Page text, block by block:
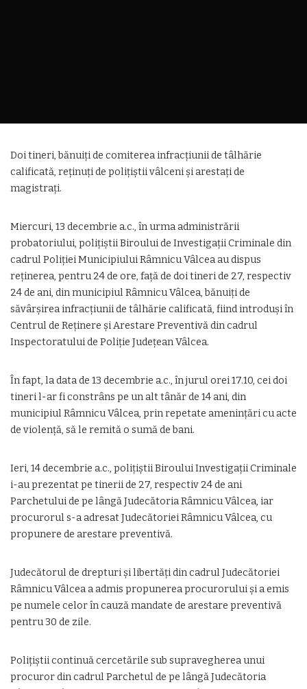
Doi tineri, bănuiți de comiterea infracțiunii de tâlhărie
calificată, reținuți de polițiștii vâlceni și arestați de
magistrați.
Miercuri, 13 decembrie a.c., în urma administrării
probatoriului, polițiștii Biroului de Investigații Criminale din
cadrul Poliției Municipiului Râmnicu Vâlcea au dispus
reținerea, pentru 24 de ore, față de doi tineri de 27, respectiv
24 de ani, din municipiul Râmnicu Vâlcea, bănuiți de
săvârșirea infracțiunii de tâlhărie calificată, fiind introduși în
Centrul de Reținere și Arestare Preventivă din cadrul
Inspectoratului de Poliție Județean Vâlcea.
În fapt, la data de 13 decembrie a.c., în jurul orei 17.10, cei doi
tineri l-ar fi constrâns pe un alt tânăr de 14 ani, din
municipiul Râmnicu Vâlcea, prin repetate amenințări cu acte
de violență, să le remită o sumă de bani.
Ieri, 14 decembrie a.c., polițiștii Biroului Investigații Criminale
i-au prezentat pe tinerii de 27, respectiv 24 de ani
Parchetului de pe lângă Judecătoria Râmnicu Vâlcea, iar
procurorul s-a adresat Judecătoriei Râmnicu Vâlcea, cu
propunere de arestare preventivă.
Judecătorul de drepturi și libertăți din cadrul Judecătoriei
Râmnicu Vâlcea a admis propunerea procurorului și a emis
pe numele celor în cauză mandate de arestare preventivă
pentru 30 de zile.
Polițiștii continuă cercetările sub supravegherea unui
procuror din cadrul Parchetul de pe lângă Judecătoria